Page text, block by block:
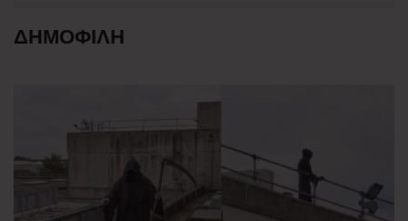
ΔΗΜΟΦΙΛΗ